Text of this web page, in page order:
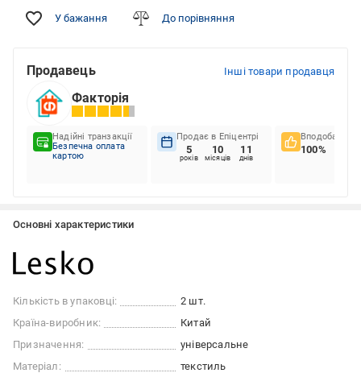
У бажання До порівняння
Продавець Інші товари продавця
Факторія
Надійні транзакції
Безпечна оплата
картою
Продає в Епіцентрі
5
років
10
місяців
11
днів
Вподобання
100%
Основні характеристики
Кількість в упаковці:
2 шт.
Країна-виробник:
Китай
Призначення:
універсальне
Матеріал:
текстиль